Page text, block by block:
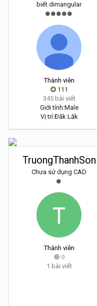
biết dimangular
Thành viên
111
345 bài viết
Giới tính:Male
Vị trí:Đắk Lắk
TruongThanhSon
Chưa sử dụng CAD
Thành viên
0
1 bài viết